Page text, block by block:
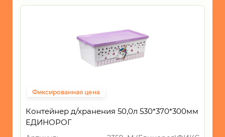
Фиксированная цена
Контейнер д/хранения 50,0л 530*370*300мм
ЕДИНОРОГ